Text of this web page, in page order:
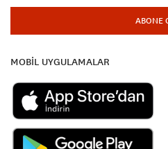
ABONE
MOBİL UYGULAMALAR